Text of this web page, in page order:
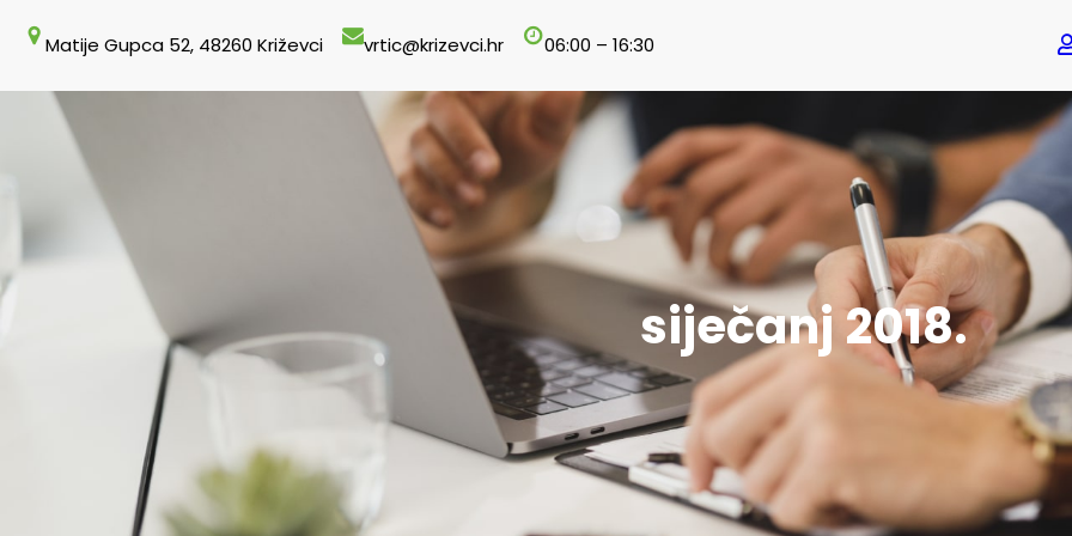
sadržaja
Matije Gupca 52, 48260 Križevci vrtic@krizevci.hr 06:00 – 16:30
siječanj 2018.